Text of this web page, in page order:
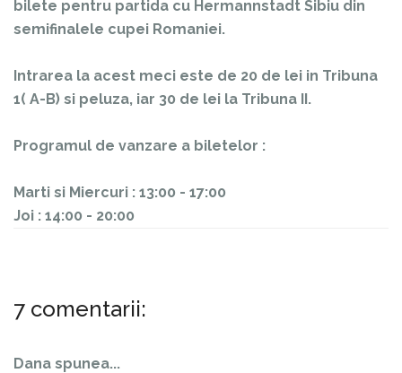
bilete pentru partida cu Hermannstadt Sibiu din
semifinalele cupei Romaniei.
Intrarea la acest meci este de 20 de lei in Tribuna
1( A-B) si peluza, iar 30 de lei la Tribuna II.
Programul de vanzare a biletelor :
Marti si Miercuri : 13:00 - 17:00
Joi : 14:00 - 20:00
7 comentarii:
Dana spunea...